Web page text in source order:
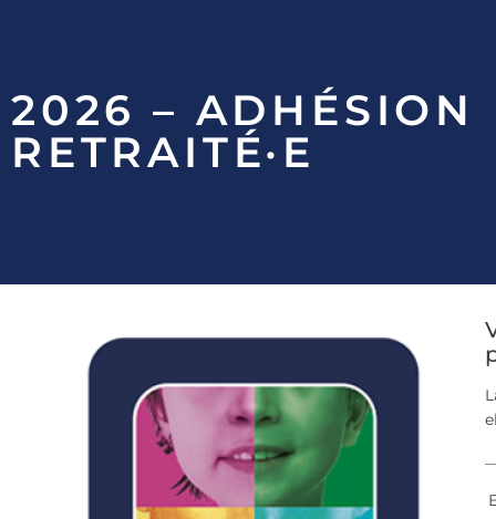
2026 – ADHÉSION
RETRAITÉ·E